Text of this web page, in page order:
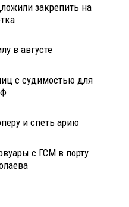
закрепить на
в августе
с судимостью для
и спеть арию
с ГСМ в порту